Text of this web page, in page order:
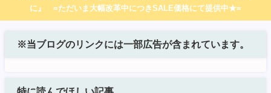
に』 =ただいま大幅改革中につきSALE価格にて提供中★=
※当ブログのリンクには一部広告が含まれています。